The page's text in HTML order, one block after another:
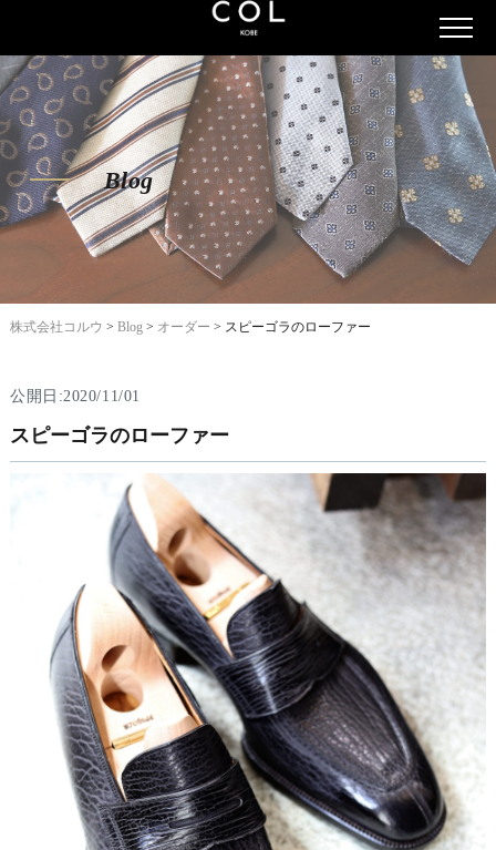
Blog
株式会社コルウ > Blog> オーダー > スピーゴラのローファー
公開日:2020/11/01
スピーゴラのローファー